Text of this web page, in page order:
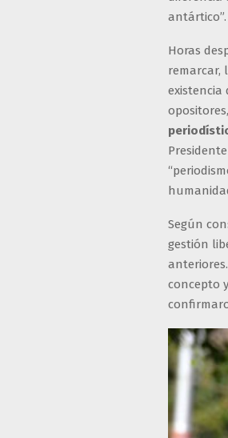
antártico”.
Horas
remarcar,
existencia
Según
gestión
concepto